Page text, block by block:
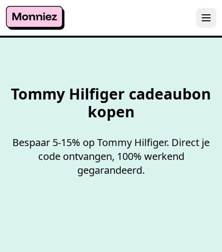
Tommy Hilfiger cadeaubon
kopen
Bespaar 5-15% op Tommy Hilfiger. Direct je
code ontvangen, 100% werkend
gegarandeerd.